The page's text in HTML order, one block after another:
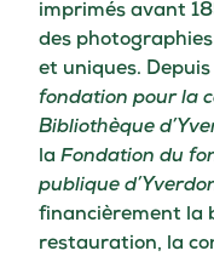
imprimés avant
des
et uniques. Depuis
fondation pour la
Bibliothèque
la Fondation du
publique
financièrement la
restauration, la